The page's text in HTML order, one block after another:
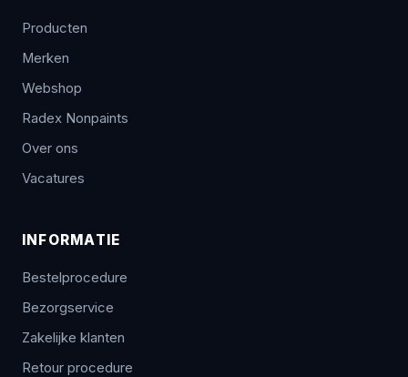
Producten
Merken
Webshop
Radex Nonpaints
Over ons
Vacatures
INFORMATIE
Bestelprocedure
Bezorgservice
Zakelijke klanten
Retour procedure